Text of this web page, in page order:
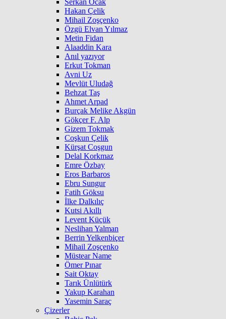
Serkan Ocak
Hakan Çelik
Mihail Zoşçenko
Özgü Elvan Yılmaz
Metin Fidan
Alaaddin Kara
Anıl yazıyor
Erkut Tokman
Avni Uz
Mevlüt Uludağ
Behzat Taş
Ahmet Arpad
Burçak Melike Akgün
Gökçer F. Alp
Gizem Tokmak
Coşkun Çelik
Kürşat Coşgun
Delal Korkmaz
Emre Özbay
Eros Barbaros
Ebru Sungur
Fatih Göksu
İlke Dalkılıç
Kutsi Akıllı
Levent Küçük
Neslihan Yalman
Berrin Yelkenbiçer
Mihail Zoşçenko
Müstear Name
Ömer Pınar
Sait Oktay
Tarık Ünlütürk
Yakup Karahan
Yasemin Saraç
Çizerler